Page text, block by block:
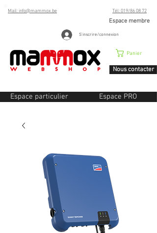
Mail: info@mammox.be Tél: 019/86 08 72
Espace membre
S'inscrire/connexion
Panier
Nous contacter
Espace particulier Espace PRO